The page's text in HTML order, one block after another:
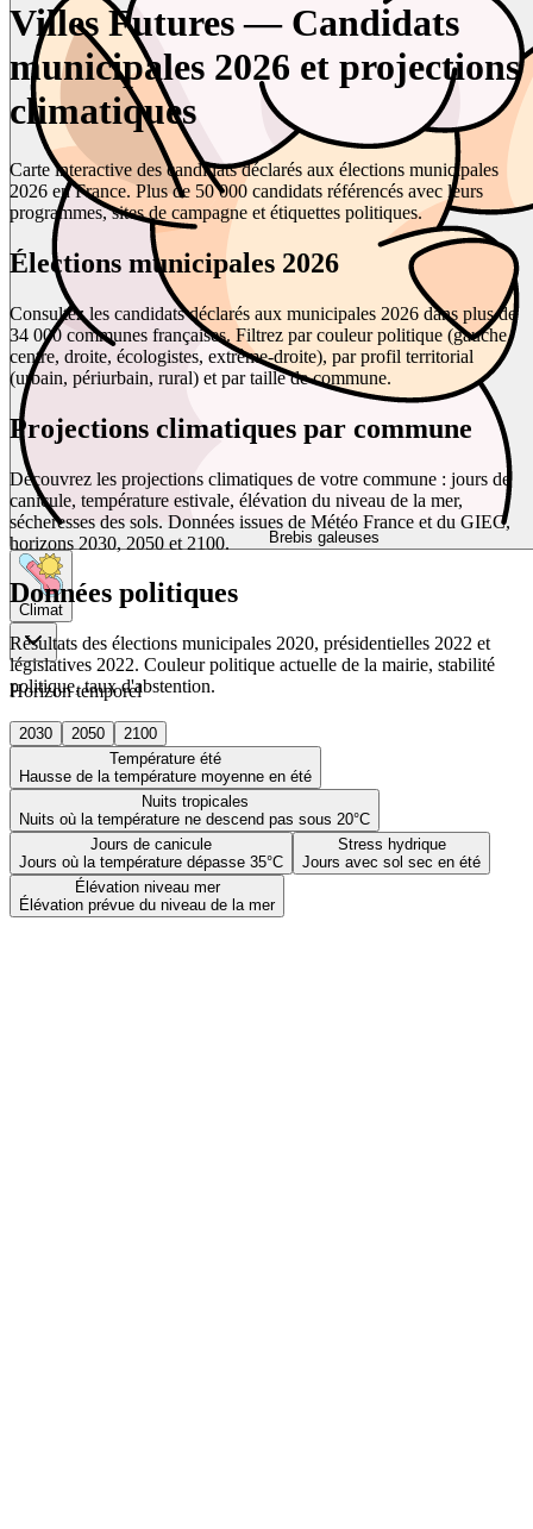
Brebis galeuses
Climat
Horizon temporel
2030 2050
2100
Température été
Hausse de la température moyenne en été
Nuits tropicales
Nuits où la température ne descend pas sous 20°C
Jours de canicule
Jours où la température dépasse 35°C
Stress hydrique
Jours avec sol sec en été
Élévation niveau mer
Élévation prévue du niveau de la mer
Villes Futures — Candidats
municipales 2026 et projections
climatiques
Carte interactive des candidats déclarés aux élections municipales
2026 en France. Plus de 50 000 candidats référencés avec leurs
programmes, sites de campagne et étiquettes politiques.
Élections municipales 2026
Consultez les candidats déclarés aux municipales 2026 dans plus de
34 000 communes françaises. Filtrez par couleur politique (gauche,
centre, droite, écologistes, extrême-droite), par profil territorial
(urbain, périurbain, rural) et par taille de commune.
Projections climatiques par commune
Découvrez les projections climatiques de votre commune : jours de
canicule, température estivale, élévation du niveau de la mer,
sécheresses des sols. Données issues de Météo France et du GIEC,
horizons 2030, 2050 et 2100.
Données politiques
Résultats des élections municipales 2020, présidentielles 2022 et
législatives 2022. Couleur politique actuelle de la mairie, stabilité
politique, taux d'abstention.